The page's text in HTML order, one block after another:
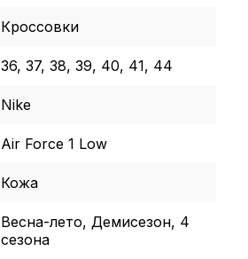
Кроссовки
36, 37, 38, 39, 40, 41, 44
Nike
Air Force 1 Low
Кожа
Весна-лето, Демисезон, 4
сезона